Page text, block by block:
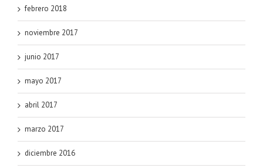
febrero 2018
noviembre 2017
junio 2017
mayo 2017
abril 2017
marzo 2017
diciembre 2016